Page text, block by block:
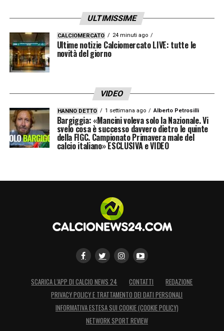
ULTIMISSIME
CALCIOMERCATO 24 minuti ago
Ultime notizie Calciomercato LIVE: tutte le
novità del giorno
VIDEO
HANNO DETTO 1 settimana ago Alberto Petrosilli
Bargiggia: «Mancini voleva solo la Nazionale. Vi
svelo cosa è successo davvero dietro le quinte
della FIGC. Campionato Primavera male del
calcio italiano» ESCLUSIVA e VIDEO
SCARICA L’APP DI CALCIO NEWS 24 CONTATTI
REDAZIONE
PRIVACY POLICY E TRATTAMENTO DEI DATI PERSONALI
INFORMATIVA ESTESA SUI COOKIE (COOKIE POLICY)
NETWORK SPORT REVIEW